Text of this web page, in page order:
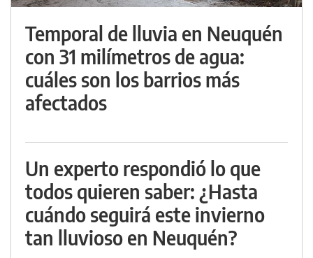
Temporal de lluvia en Neuquén
con 31 milímetros de agua:
cuáles son los barrios más
afectados
Un experto respondió lo que
todos quieren saber: ¿Hasta
cuándo seguirá este invierno
tan lluvioso en Neuquén?